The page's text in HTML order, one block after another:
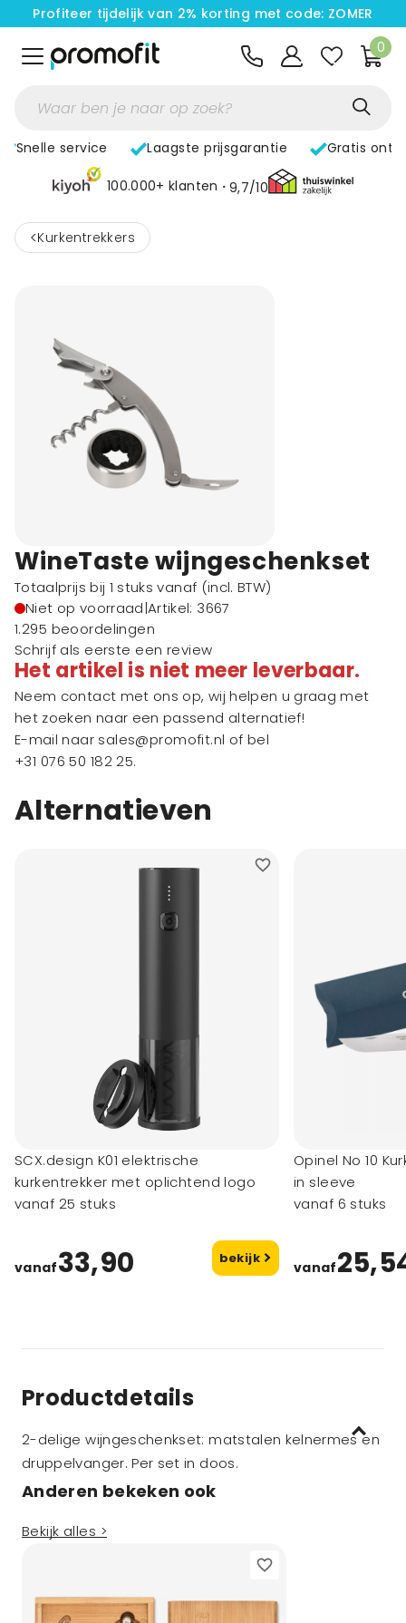
Profiteer tijdelijk van 2% korting met code: ZOMER
0
Snelle service Laagste prijsgarantie Gratis
100.000+ klanten 9,7/10
< Kurkentrekkers
WineTaste wijngeschenkset
Totaalprijs bij 1 stuks vanaf (incl. BTW)
Niet op voorraad|Artikel: 3667
1.295 beoordelingen
Schrijf als eerste een review
Het artikel is niet meer leverbaar.
Neem contact met ons op, wij helpen u graag met
het zoeken naar een passend alternatief!
E-mail naar sales@promofit.nl of bel
+31 076 50 182 25.
Alternatieven
SCX.design K01 elektrische
kurkentrekker met oplichtend logo
vanaf 25 stuks
vanaf33,90 bekijk
Opinel No 10
in sleeve
vanaf 6 stuks
vanaf
Productdetails
2-delige wijngeschenkset: matstalen kelnermes en
druppelvanger. Per set in doos.
Anderen bekeken ook
Bekijk alles >